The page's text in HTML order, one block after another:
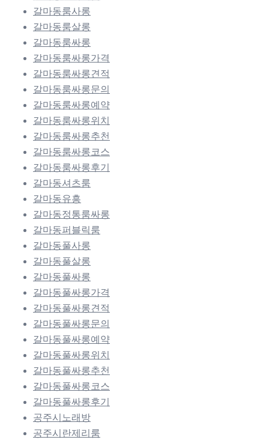
갈마동룸사롱
갈마동룸살롱
갈마동룸싸롱
갈마동룸싸롱가격
갈마동룸싸롱견적
갈마동룸싸롱문의
갈마동룸싸롱예약
갈마동룸싸롱위치
갈마동룸싸롱추천
갈마동룸싸롱코스
갈마동룸싸롱후기
갈마동셔츠룸
갈마동유흥
갈마동정통룸싸롱
갈마동퍼블릭룸
갈마동풀사롱
갈마동풀살롱
갈마동풀싸롱
갈마동풀싸롱가격
갈마동풀싸롱견적
갈마동풀싸롱문의
갈마동풀싸롱예약
갈마동풀싸롱위치
갈마동풀싸롱추천
갈마동풀싸롱코스
갈마동풀싸롱후기
공주시노래방
공주시란제리룸